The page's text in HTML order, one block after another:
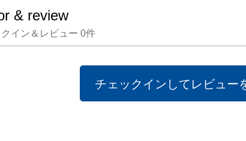
& review
イン＆レビュー 0件
チェックインしてレビュー